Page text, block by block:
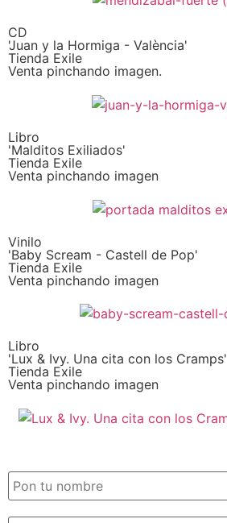
CD
'Juan y la Hormiga - València'
Tienda Exile
Venta pinchando imagen.
Libro
'Malditos Exiliados'
Tienda Exile
Venta pinchando imagen
Vinilo
'Baby Scream - Castell de Pop'
Tienda Exile
Venta pinchando imagen
Libro
'Lux & Ivy. Una cita con los Cramps'
Tienda Exile
Venta pinchando imagen